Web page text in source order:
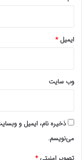
ایمیل*
وب‌ سایت
ذخیره نام، ایمیل و
می‌نویسم.